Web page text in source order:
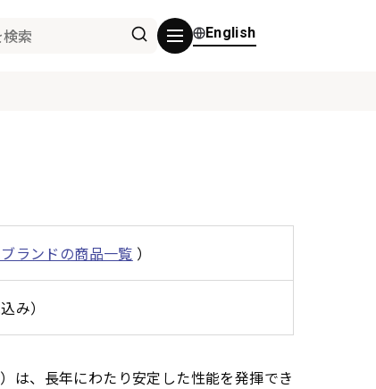
English
ランドの商品一覧 ）
み）
は、長年にわたり安定した性能を発揮でき